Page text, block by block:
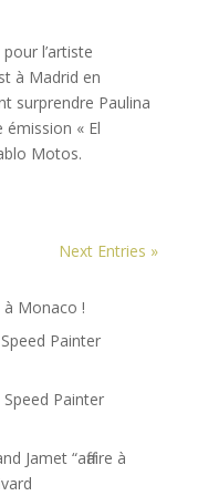
l’artiste
à Madrid en
surprendre Paulina
émission « El
Motos.
Next Entries »
Monaco !
Painter
Painter
Jamet “affaire à